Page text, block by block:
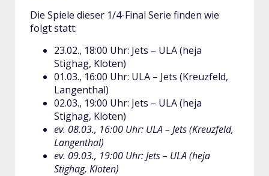
Die Spiele dieser 1/4-Final Serie finden wie
folgt statt:
23.02., 18:00 Uhr: Jets – ULA (heja
Stighag, Kloten)
01.03., 16:00 Uhr: ULA – Jets (Kreuzfeld,
Langenthal)
02.03., 19:00 Uhr: Jets – ULA (heja
Stighag, Kloten)
ev. 08.03., 16:00 Uhr: ULA – Jets (Kreuzfeld,
Langenthal)
ev. 09.03., 19:00 Uhr: Jets – ULA (heja
Stighag, Kloten)